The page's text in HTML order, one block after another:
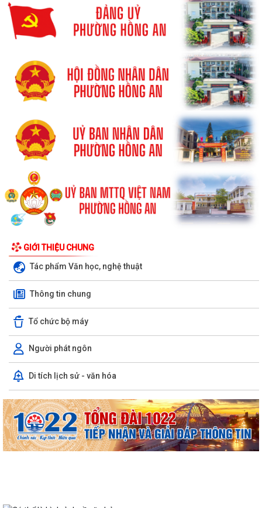
GIỚI THIỆU CHUNG
Tác phẩm Văn học, nghệ thuật
Thông tin chung
Tổ chức bộ máy
Người phát ngôn
Di tích lịch sử - văn hóa